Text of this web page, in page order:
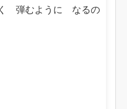
弾むように なるの